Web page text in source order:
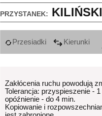
PRZYSTANEK:
Przesiadki Kierunki
Zakłócenia ruchu powodują
Tolerancja: przyspieszenie - 1
opóźnienie - do 4 min.
Kopiowanie i